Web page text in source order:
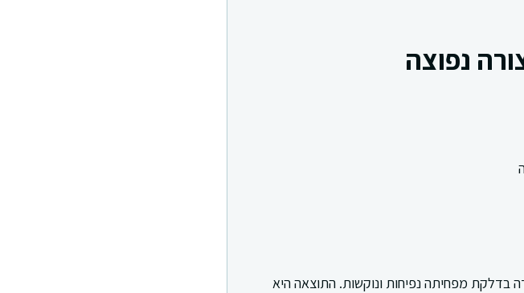
בדלקת מפחיתה נפיחות ונוקשות. התוצאה היא